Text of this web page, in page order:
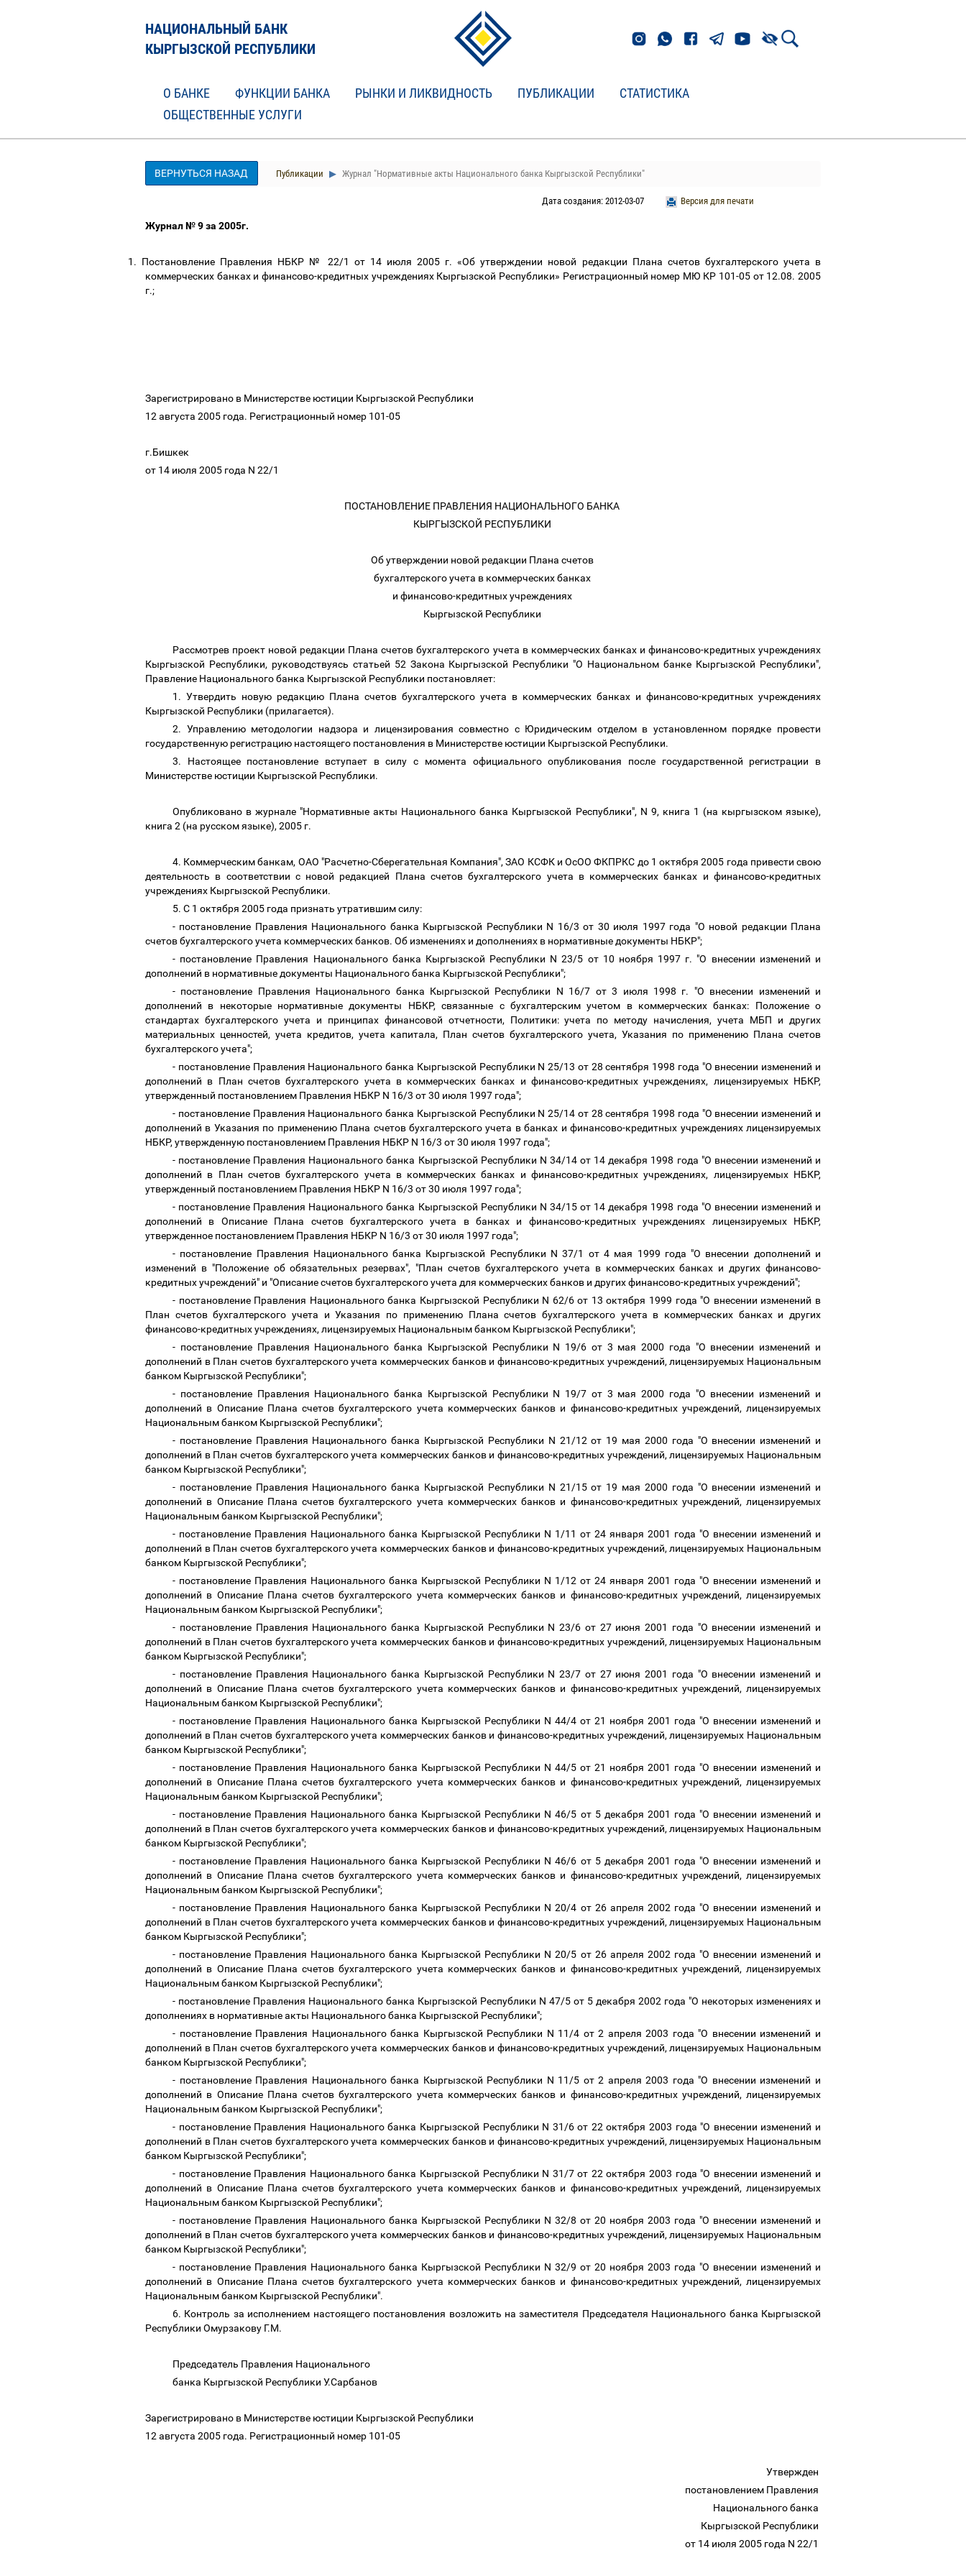
НАЦИОНАЛЬНЫЙ БАНК
КЫРГЫЗСКОЙ РЕСПУБЛИКИ
О БАНКЕ ФУНКЦИИ БАНКА РЫНКИ И ЛИКВИДНОСТЬ ПУБЛИКАЦИИ
СТАТИСТИКА
ОБЩЕСТВЕННЫЕ УСЛУГИ
ВЕРНУТЬСЯ НАЗАД Публикации Журнал "Нормативные акты Национального банка Кыргызской Республики"
Версия для печати
Дата создания: 2012-03-07
Журнал № 9 за 2005г.
1. Постановление Правления НБКР № 22/1 от 14 июля 2005 г. «Об утверждении новой редакции Плана счетов бухгалтерского учета в
коммерческих банках и финансово-кредитных учреждениях Кыргызской Республики» Регистрационный номер МЮ КР 101-05 от 12.08. 2005
г.;
Зарегистрировано в Министерстве юстиции Кыргызской Республики
12 августа 2005 года. Регистрационный номер 101-05
г.Бишкек
от 14 июля 2005 года N 22/1
ПОСТАНОВЛЕНИЕ ПРАВЛЕНИЯ НАЦИОНАЛЬНОГО БАНКА
КЫРГЫЗСКОЙ РЕСПУБЛИКИ
Об утверждении новой редакции Плана счетов
бухгалтерского учета в коммерческих банках
и финансово-кредитных учреждениях
Кыргызской Республики
Рассмотрев проект новой редакции Плана счетов бухгалтерского учета в коммерческих банках и финансово-кредитных учреждениях
Кыргызской Республики, руководствуясь статьей 52 Закона Кыргызской Республики "О Национальном банке Кыргызской Республики",
Правление Национального банка Кыргызской Республики постановляет:
1. Утвердить новую редакцию Плана счетов бухгалтерского учета в коммерческих банках и финансово-кредитных учреждениях
Кыргызской Республики (прилагается).
2. Управлению методологии надзора и лицензирования совместно с Юридическим отделом в установленном порядке провести
государственную регистрацию настоящего постановления в Министерстве юстиции Кыргызской Республики.
3. Настоящее постановление вступает в силу с момента официального опубликования после государственной регистрации в
Министерстве юстиции Кыргызской Республики.
Опубликовано в журнале "Нормативные акты Национального банка Кыргызской Республики", N 9, книга 1 (на кыргызском языке),
книга 2 (на русском языке), 2005 г.
4. Коммерческим банкам, ОАО "Расчетно-Сберегательная Компания", ЗАО КСФК и ОсОО ФКПРКС до 1 октября 2005 года привести свою
деятельность в соответствии с новой редакцией Плана счетов бухгалтерского учета в коммерческих банках и финансово-кредитных
учреждениях Кыргызской Республики.
5. С 1 октября 2005 года признать утратившим силу:
- постановление Правления Национального банка Кыргызской Республики N 16/3 от 30 июля 1997 года "О новой редакции Плана
счетов бухгалтерского учета коммерческих банков. Об изменениях и дополнениях в нормативные документы НБКР";
- постановление Правления Национального банка Кыргызской Республики N 23/5 от 10 ноября 1997 г. "О внесении изменений и
дополнений в нормативные документы Национального банка Кыргызской Республики";
- постановление Правления Национального банка Кыргызской Республики N 16/7 от 3 июля 1998 г. "О внесении изменений и
дополнений в некоторые нормативные документы НБКР, связанные с бухгалтерским учетом в коммерческих банках: Положение о
стандартах бухгалтерского учета и принципах финансовой отчетности, Политики: учета по методу начисления, учета МБП и других
материальных ценностей, учета кредитов, учета капитала, План счетов бухгалтерского учета, Указания по применению Плана счетов
бухгалтерского учета";
- постановление Правления Национального банка Кыргызской Республики N 25/13 от 28 сентября 1998 года "О внесении изменений и
дополнений в План счетов бухгалтерского учета в коммерческих банках и финансово-кредитных учреждениях, лицензируемых НБКР,
утвержденный постановлением Правления НБКР N 16/3 от 30 июля 1997 года";
- постановление Правления Национального банка Кыргызской Республики N 25/14 от 28 сентября 1998 года "О внесении изменений и
дополнений в Указания по применению Плана счетов бухгалтерского учета в банках и финансово-кредитных учреждениях лицензируемых
НБКР, утвержденную постановлением Правления НБКР N 16/3 от 30 июля 1997 года";
- постановление Правления Национального банка Кыргызской Республики N 34/14 от 14 декабря 1998 года "О внесении изменений и
дополнений в План счетов бухгалтерского учета в коммерческих банках и финансово-кредитных учреждениях, лицензируемых НБКР,
утвержденный постановлением Правления НБКР N 16/3 от 30 июля 1997 года";
- постановление Правления Национального банка Кыргызской Республики N 34/15 от 14 декабря 1998 года "О внесении изменений и
дополнений в Описание Плана счетов бухгалтерского учета в банках и финансово-кредитных учреждениях лицензируемых НБКР,
утвержденное постановлением Правления НБКР N 16/3 от 30 июля 1997 года";
- постановление Правления Национального банка Кыргызской Республики N 37/1 от 4 мая 1999 года "О внесении дополнений и
изменений в "Положение об обязательных резервах", "План счетов бухгалтерского учета в коммерческих банках и других финансово-
кредитных учреждений" и "Описание счетов бухгалтерского учета для коммерческих банков и других финансово-кредитных учреждений";
- постановление Правления Национального банка Кыргызской Республики N 62/6 от 13 октября 1999 года "О внесении изменений в
План счетов бухгалтерского учета и Указания по применению Плана счетов бухгалтерского учета в коммерческих банках и других
финансово-кредитных учреждениях, лицензируемых Национальным банком Кыргызской Республики";
- постановление Правления Национального банка Кыргызской Республики N 19/6 от 3 мая 2000 года "О внесении изменений и
дополнений в План счетов бухгалтерского учета коммерческих банков и финансово-кредитных учреждений, лицензируемых Национальным
банком Кыргызской Республики";
- постановление Правления Национального банка Кыргызской Республики N 19/7 от 3 мая 2000 года "О внесении изменений и
дополнений в Описание Плана счетов бухгалтерского учета коммерческих банков и финансово-кредитных учреждений, лицензируемых
Национальным банком Кыргызской Республики";
- постановление Правления Национального банка Кыргызской Республики N 21/12 от 19 мая 2000 года "О внесении изменений и
дополнений в План счетов бухгалтерского учета коммерческих банков и финансово-кредитных учреждений, лицензируемых Национальным
банком Кыргызской Республики";
- постановление Правления Национального банка Кыргызской Республики N 21/15 от 19 мая 2000 года "О внесении изменений и
дополнений в Описание Плана счетов бухгалтерского учета коммерческих банков и финансово-кредитных учреждений, лицензируемых
Национальным банком Кыргызской Республики";
- постановление Правления Национального банка Кыргызской Республики N 1/11 от 24 января 2001 года "О внесении изменений и
дополнений в План счетов бухгалтерского учета коммерческих банков и финансово-кредитных учреждений, лицензируемых Национальным
банком Кыргызской Республики";
- постановление Правления Национального банка Кыргызской Республики N 1/12 от 24 января 2001 года "О внесении изменений и
дополнений в Описание Плана счетов бухгалтерского учета коммерческих банков и финансово-кредитных учреждений, лицензируемых
Национальным банком Кыргызской Республики";
- постановление Правления Национального банка Кыргызской Республики N 23/6 от 27 июня 2001 года "О внесении изменений и
дополнений в План счетов бухгалтерского учета коммерческих банков и финансово-кредитных учреждений, лицензируемых Национальным
банком Кыргызской Республики";
- постановление Правления Национального банка Кыргызской Республики N 23/7 от 27 июня 2001 года "О внесении изменений и
дополнений в Описание Плана счетов бухгалтерского учета коммерческих банков и финансово-кредитных учреждений, лицензируемых
Национальным банком Кыргызской Республики";
- постановление Правления Национального банка Кыргызской Республики N 44/4 от 21 ноября 2001 года "О внесении изменений и
дополнений в План счетов бухгалтерского учета коммерческих банков и финансово-кредитных учреждений, лицензируемых Национальным
банком Кыргызской Республики";
- постановление Правления Национального банка Кыргызской Республики N 44/5 от 21 ноября 2001 года "О внесении изменений и
дополнений в Описание Плана счетов бухгалтерского учета коммерческих банков и финансово-кредитных учреждений, лицензируемых
Национальным банком Кыргызской Республики";
- постановление Правления Национального банка Кыргызской Республики N 46/5 от 5 декабря 2001 года "О внесении изменений и
дополнений в План счетов бухгалтерского учета коммерческих банков и финансово-кредитных учреждений, лицензируемых Национальным
банком Кыргызской Республики";
- постановление Правления Национального банка Кыргызской Республики N 46/6 от 5 декабря 2001 года "О внесении изменений и
дополнений в Описание Плана счетов бухгалтерского учета коммерческих банков и финансово-кредитных учреждений, лицензируемых
Национальным банком Кыргызской Республики";
- постановление Правления Национального банка Кыргызской Республики N 20/4 от 26 апреля 2002 года "О внесении изменений и
дополнений в План счетов бухгалтерского учета коммерческих банков и финансово-кредитных учреждений, лицензируемых Национальным
банком Кыргызской Республики";
- постановление Правления Национального банка Кыргызской Республики N 20/5 от 26 апреля 2002 года "О внесении изменений и
дополнений в Описание Плана счетов бухгалтерского учета коммерческих банков и финансово-кредитных учреждений, лицензируемых
Национальным банком Кыргызской Республики";
- постановление Правления Национального банка Кыргызской Республики N 47/5 от 5 декабря 2002 года "О некоторых изменениях и
дополнениях в нормативные акты Национального банка Кыргызской Республики";
- постановление Правления Национального банка Кыргызской Республики N 11/4 от 2 апреля 2003 года "О внесении изменений и
дополнений в План счетов бухгалтерского учета коммерческих банков и финансово-кредитных учреждений, лицензируемых Национальным
банком Кыргызской Республики";
- постановление Правления Национального банка Кыргызской Республики N 11/5 от 2 апреля 2003 года "О внесении изменений и
дополнений в Описание Плана счетов бухгалтерского учета коммерческих банков и финансово-кредитных учреждений, лицензируемых
Национальным банком Кыргызской Республики";
- постановление Правления Национального банка Кыргызской Республики N 31/6 от 22 октября 2003 года "О внесении изменений и
дополнений в План счетов бухгалтерского учета коммерческих банков и финансово-кредитных учреждений, лицензируемых Национальным
банком Кыргызской Республики";
- постановление Правления Национального банка Кыргызской Республики N 31/7 от 22 октября 2003 года "О внесении изменений и
дополнений в Описание Плана счетов бухгалтерского учета коммерческих банков и финансово-кредитных учреждений, лицензируемых
Национальным банком Кыргызской Республики";
- постановление Правления Национального банка Кыргызской Республики N 32/8 от 20 ноября 2003 года "О внесении изменений и
дополнений в План счетов бухгалтерского учета коммерческих банков и финансово-кредитных учреждений, лицензируемых Национальным
банком Кыргызской Республики";
- постановление Правления Национального банка Кыргызской Республики N 32/9 от 20 ноября 2003 года "О внесении изменений и
дополнений в Описание Плана счетов бухгалтерского учета коммерческих банков и финансово-кредитных учреждений, лицензируемых
Национальным банком Кыргызской Республики".
6. Контроль за исполнением настоящего постановления возложить на заместителя Председателя Национального банка Кыргызской
Республики Омурзакову Г.М.
Председатель Правления Национального
банка Кыргызской Республики У.Сарбанов
Зарегистрировано в Министерстве юстиции Кыргызской Республики
12 августа 2005 года. Регистрационный номер 101-05
Утвержден
постановлением Правления
Национального банка
Кыргызской Республики
от 14 июля 2005 года N 22/1